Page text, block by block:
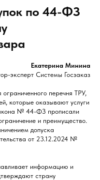
по 44-ФЗ
Екатерина Минина
эксперт Системы Госзаказ
перечня ТРУ,
которые оказывают услуги
№ 44-ФЗ прописали
и преимущество.
допуска
от 23.12.2024 №
информацию и
страну